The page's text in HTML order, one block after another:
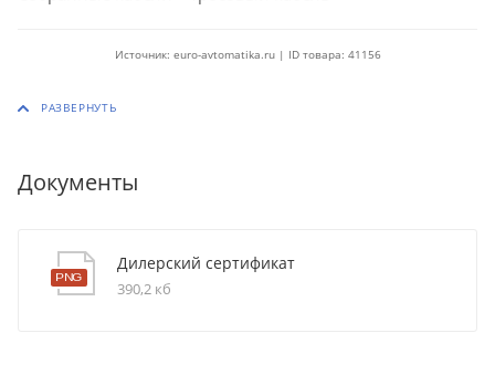
Источник: euro-avtomatika.ru | ID товара: 41156
Документы
Дилерский сертификат
390,2 кб